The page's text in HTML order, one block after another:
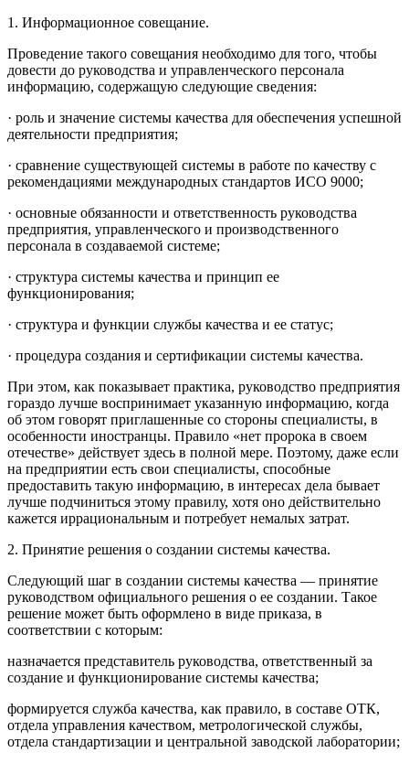
1. Информационное совещание.
Проведение такого совещания необходимо для того, чтобы
довести до руководства и управленческого персонала
информацию, содержащую следующие сведения:
· роль и значение системы качества для обеспечения успешной
деятельности предприятия;
· сравнение существующей системы в работе по качеству с
рекомендациями международных стандартов ИСО 9000;
· основные обязанности и ответственность руководства
предприятия, управленческого и производственного
персонала в создаваемой системе;
· структура системы качества и принцип ее
функционирования;
· структура и функции службы качества и ее статус;
· процедура создания и сертификации системы качества.
При этом, как показывает практика, руководство предприятия
гораздо лучше воспринимает указанную информацию, когда
об этом говорят приглашенные со стороны специалисты, в
особенности иностранцы. Правило «нет пророка в своем
отечестве» действует здесь в полной мере. Поэтому, даже если
на предприятии есть свои специалисты, способные
предоставить такую информацию, в интересах дела бывает
лучше подчиниться этому правилу, хотя оно действительно
кажется иррациональным и потребует немалых затрат.
2. Принятие решения о создании системы качества.
Следующий шаг в создании системы качества — принятие
руководством официального решения о ее создании. Такое
решение может быть оформлено в виде приказа, в
соответствии с которым:
назначается представитель руководства, ответственный за
создание и функционирование системы качества;
формируется служба качества, как правило, в составе ОТК,
отдела управления качеством, метрологической службы,
отдела стандартизации и центральной заводской лаборатории;